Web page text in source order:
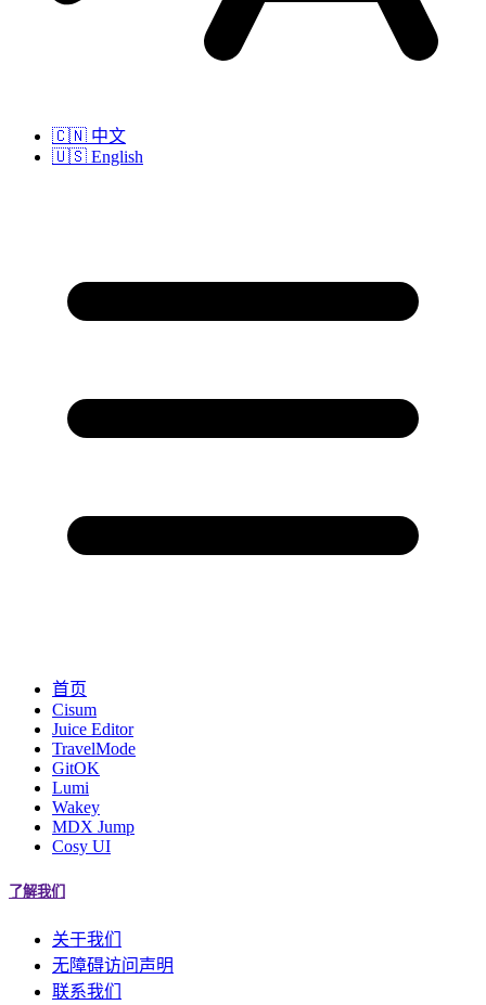
🇨🇳 中文
🇺🇸 English
首页
Cisum
Juice Editor
TravelMode
GitOK
Lumi
Wakey
MDX Jump
Cosy UI
了解我们
关于我们
无障碍访问声明
联系我们